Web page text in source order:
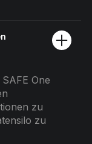
One
zu
zu